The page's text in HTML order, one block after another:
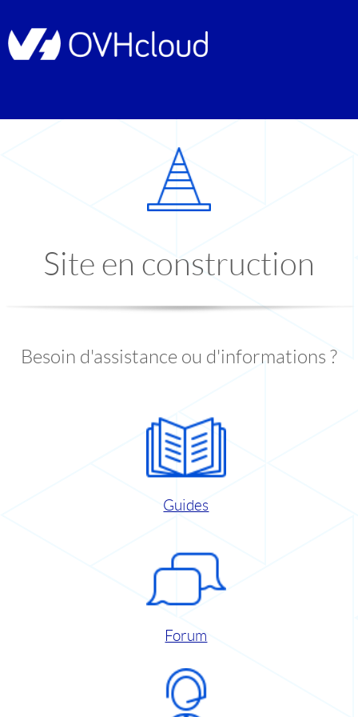
Site en construction
Besoin d'assistance ou d'informations ?
Guides
Forum